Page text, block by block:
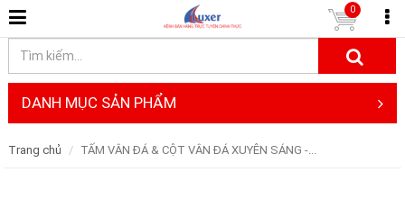
0
DANH MỤC SẢN PHẨM
Trang chủ TẤM VÂN ĐÁ & CỘT VÂN ĐÁ XUYÊN SÁNG -...